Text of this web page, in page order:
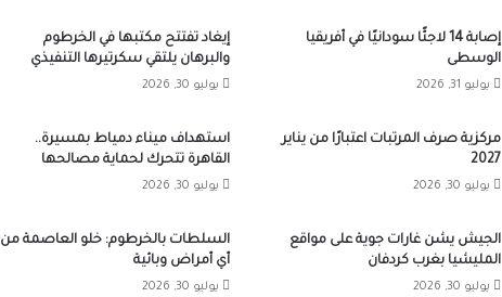
إصابة 14 لاجئًا سودانيًا في أفريقيا
الوسطى
يوليو 31, 2026
إيغاد تفتتح مكتبها في الخرطوم
والبرهان يلتقي سكرتيرها التنفيذي
يوليو 30, 2026
مركزية صرف المرتبات اعتبارًا من يناير
2027
يوليو 30, 2026
استهداف ميناء دمياط بمسيرة..
القاهرة تتحرك لحماية مصالحها
يوليو 30, 2026
الجيش يشن غارات جوية على مواقع
المليشيا بغرب كردفان
يوليو 30, 2026
السلطات بالخرطوم: خلو العاصمة من
أي أمراض وبائية
يوليو 30, 2026